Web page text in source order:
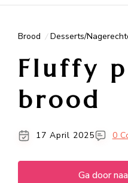
Brood Desserts/
Fluffy
brood
17 April 2025 0
Ga door